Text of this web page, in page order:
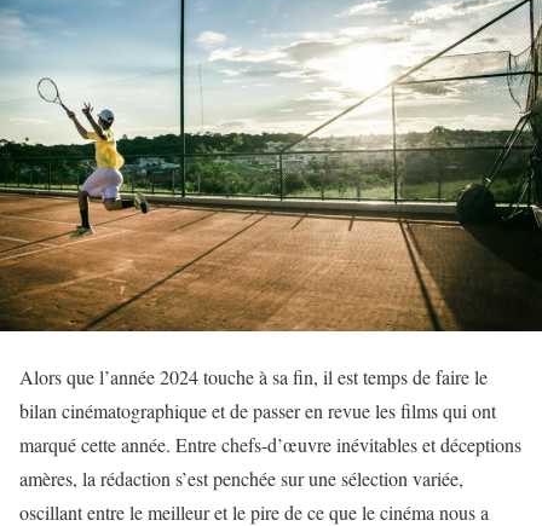
Alors que l’année 2024 touche à sa fin, il est temps de faire le
bilan cinématographique et de passer en revue les films qui ont
marqué cette année. Entre chefs-d’œuvre inévitables et déceptions
amères, la rédaction s’est penchée sur une sélection variée,
oscillant entre le meilleur et le pire de ce que le cinéma nous a